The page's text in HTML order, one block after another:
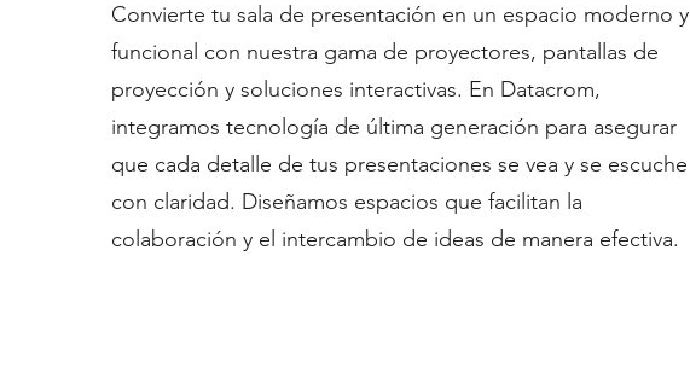
Convierte tu sala de presentación en un espacio moderno y
funcional con nuestra gama de proyectores, pantallas de
proyección y soluciones interactivas. En Datacrom,
integramos tecnología de última generación para asegurar
que cada detalle de tus presentaciones se vea y se escuche
con claridad. Diseñamos espacios que facilitan la
colaboración y el intercambio de ideas de manera efectiva.